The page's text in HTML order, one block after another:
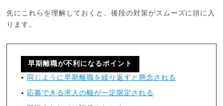
先にこれらを理解しておくと、後段の対策がスムーズに頭に入
ります。
早期離職が不利になるポイント
同じように早期離職を繰り返すと懸念される
応募できる求人の幅が一定限定される